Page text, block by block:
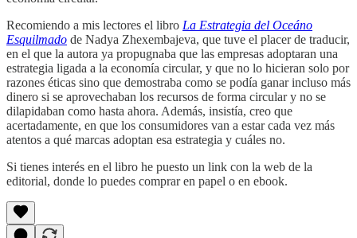
Recomiendo a mis lectores el libro La Estrategia del Oceáno
Esquilmado de Nadya Zhexembajeva, que tuve el placer de traducir,
en el que la autora ya propugnaba que las empresas adoptaran una
estrategia ligada a la economía circular, y que no lo hicieran solo por
razones éticas sino que demostraba como se podía ganar incluso más
dinero si se aprovechaban los recursos de forma circular y no se
dilapidaban como hasta ahora. Además, insistía, creo que
acertadamente, en que los consumidores van a estar cada vez más
atentos a qué marcas adoptan esa estrategia y cuáles no.
Si tienes interés en el libro he puesto un link con la web de la
editorial, donde lo puedes comprar en papel o en ebook.